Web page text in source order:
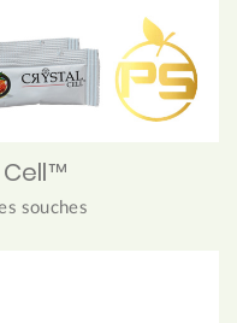
souches